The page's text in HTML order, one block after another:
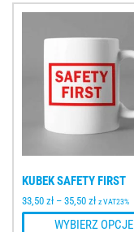
KUBEK SAFETY FIRST
33,50 zł – 35,50 zł z VAT23%
WYBIERZ OPCJE